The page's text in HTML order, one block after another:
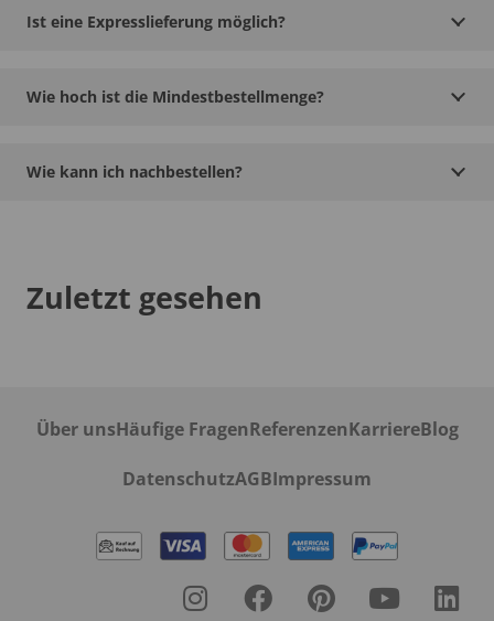
Ist eine Expresslieferung möglich?
Wie hoch ist die Mindestbestellmenge?
Wie kann ich nachbestellen?
Zuletzt gesehen
Über unsHäufige FragenReferenzenKarriereBlog
DatenschutzAGBImpressum